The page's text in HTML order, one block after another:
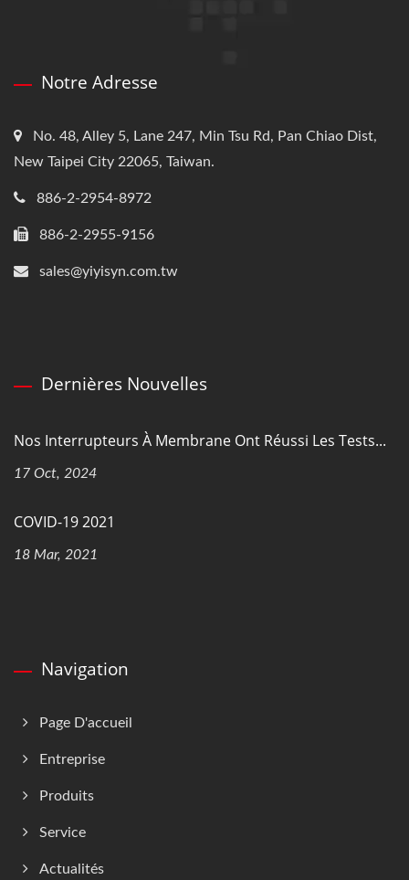
Notre Adresse
No. 48, Alley 5, Lane 247, Min Tsu Rd, Pan Chiao Dist,
New Taipei City 22065, Taiwan.
886-2-2954-8972
886-2-2955-9156
sales@yiyisyn.com.tw
Dernières Nouvelles
Nos Interrupteurs À Membrane Ont Réussi Les Tests...
17 Oct, 2024
COVID-19 2021
18 Mar, 2021
Navigation
Page D'accueil
Entreprise
Produits
Service
Actualités